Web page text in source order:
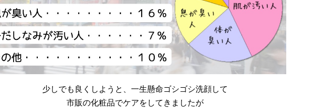
少しでも良くしようと、一生懸命ゴシゴシ洗顔して
市販の化粧品でケアをしてきましたが